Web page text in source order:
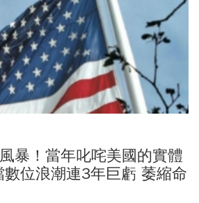
暴！當年叱咤美國的實體
位浪潮連3年巨虧 萎縮命